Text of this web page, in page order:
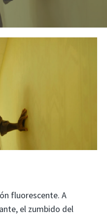
fluorescente. A
el zumbido del